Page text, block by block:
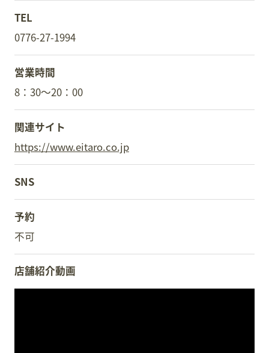
TEL
0776-27-1994
営業時間
8：30～20：00
関連サイト
https://www.eitaro.co.jp
SNS
予約
不可
店舗紹介動画